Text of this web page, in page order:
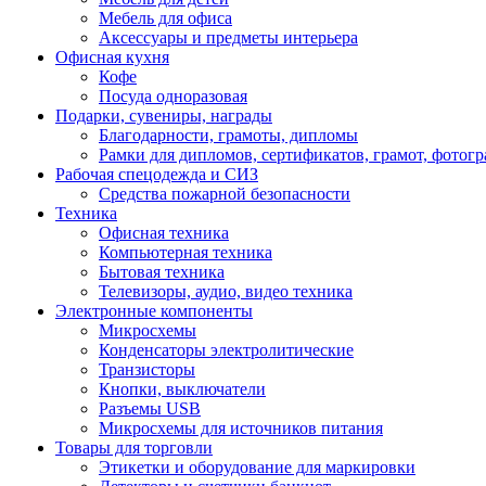
Мебель для офиса
Аксессуары и предметы интерьера
Офисная кухня
Кофе
Посуда одноразовая
Подарки, сувениры, награды
Благодарности, грамоты, дипломы
Рамки для дипломов, сертификатов, грамот,
Рабочая спецодежда и СИЗ
Средства пожарной безопасности
Техника
Офисная техника
Компьютерная техника
Бытовая техника
Телевизоры, аудио, видео техника
Электронные компоненты
Микросхемы
Конденсаторы электролитические
Транзисторы
Кнопки, выключатели
Разъемы USB
Микросхемы для источников питания
Товары для торговли
Этикетки и оборудование для маркировки